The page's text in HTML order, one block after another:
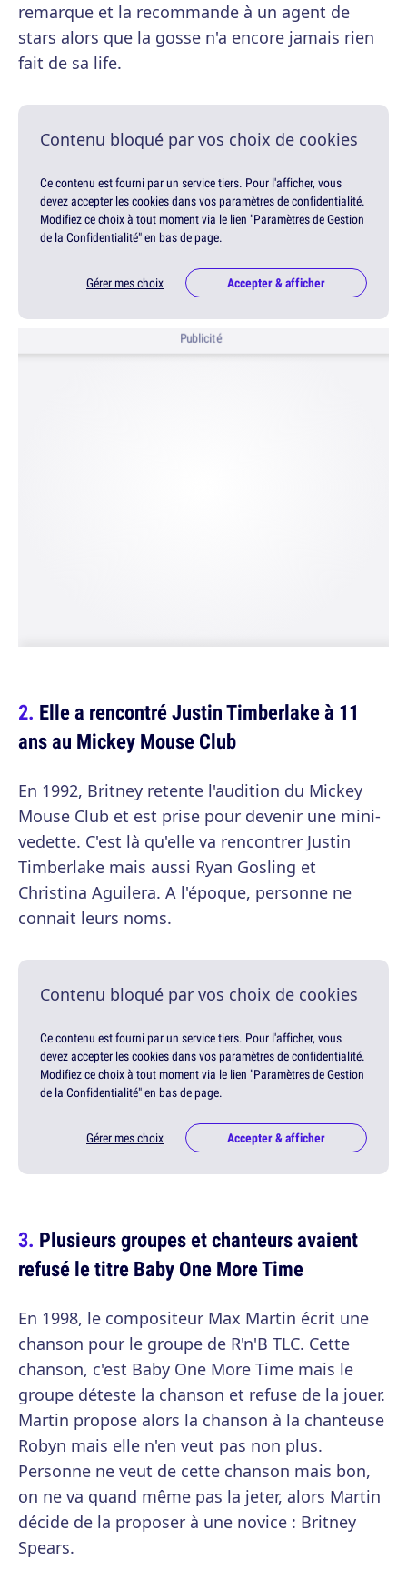
remarque et la recommande à un agent de
stars alors que la gosse n'a encore jamais rien
fait de sa life.
Contenu bloqué par vos choix de cookies
Ce contenu est fourni par un service tiers. Pour l'afficher, vous
devez accepter les cookies dans vos paramètres de confidentialité.
Modifiez ce choix à tout moment via le lien "Paramètres de Gestion
de la Confidentialité" en bas de page.
Gérer mes choix Accepter & afficher
Publicité
Elle a rencontré Justin Timberlake à 11
ans au Mickey Mouse Club
En 1992, Britney retente l'audition du Mickey
Mouse Club et est prise pour devenir une mini-
vedette. C'est là qu'elle va rencontrer Justin
Timberlake mais aussi Ryan Gosling et
Christina Aguilera. A l'époque, personne ne
connait leurs noms.
Contenu bloqué par vos choix de cookies
Ce contenu est fourni par un service tiers. Pour l'afficher, vous
devez accepter les cookies dans vos paramètres de confidentialité.
Modifiez ce choix à tout moment via le lien "Paramètres de Gestion
de la Confidentialité" en bas de page.
Gérer mes choix Accepter & afficher
Plusieurs groupes et chanteurs avaient
refusé le titre Baby One More Time
En 1998, le compositeur Max Martin écrit une
chanson pour le groupe de R'n'B TLC. Cette
chanson, c'est Baby One More Time mais le
groupe déteste la chanson et refuse de la jouer.
Martin propose alors la chanson à la chanteuse
Robyn mais elle n'en veut pas non plus.
Personne ne veut de cette chanson mais bon,
on ne va quand même pas la jeter, alors Martin
décide de la proposer à une novice : Britney
Spears.